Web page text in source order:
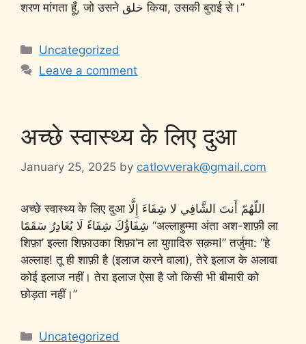
शरण मांगता हूँ, जो उसने خلق किया, उसकी बुराई से।”
Uncategorized
Leave a comment
अच्छे स्वास्थ्य के लिए दुआ
January 25, 2025 by catlovverak@gmail.com
अच्छे स्वास्थ्य के लिए दुआ اللّهُمّ أَنتَ الشَّافِي لا شِفَاءَ إِلَّا
شِفَاؤُكَ شِفَاءً لَا يُغَادِرُ سَقَمًا “अल्लाहुम्मा अंता अश-शाफ़ी ला
शिफ़ा’ इल्ला शिफ़ाउका शिफ़ा’न ला युग़ादिरु सक़मا” तर्जुमा: “हे
अल्लाह! तू ही शाफ़ी है (इलाज करने वाला), तेरे इलाज के अलावा
कोई इलाज नहीं। तेरा इलाज ऐसा है जो किसी भी बीमारी को
छोड़ता नहीं।”
Uncategorized